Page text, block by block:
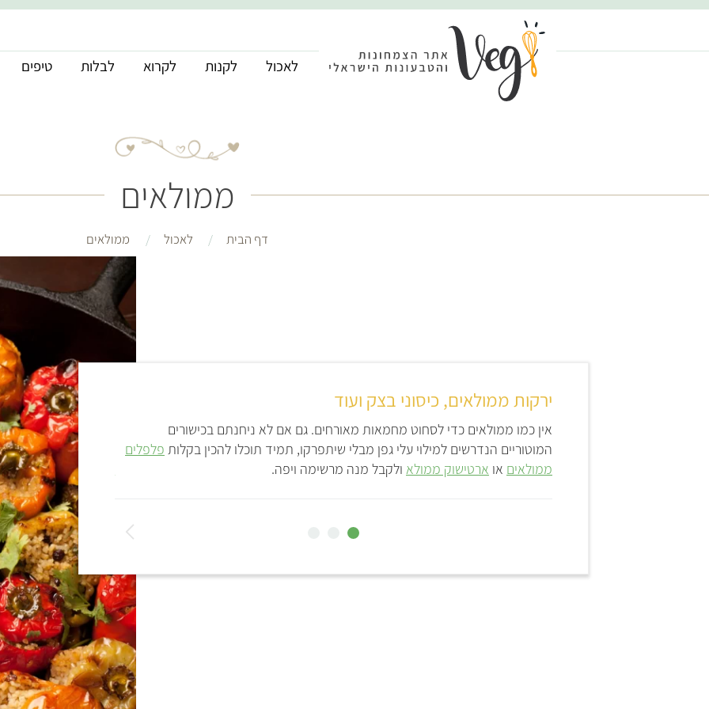
לאכול לקנות לקרוא לבלות טיפים
ממולאים
דף הבית לאכול ממולאים
ירקות ממולאים, כיסוני בצק ועוד
אין כמו ממולאים כדי לסחוט מחמאות מאורחים. גם אם לא ניחנתם בכישורים
המוטוריים הנדרשים למילוי עלי גפן מבלי שיתפרקו, תמיד תוכלו להכין בקלות פלפלים
ממולאים או ארטישוק ממולא ולקבל מנה מרשימה ויפה.
המילוי הקלאסי הוא
במילויים מפתיעים
קרם קשיו.
ה
א